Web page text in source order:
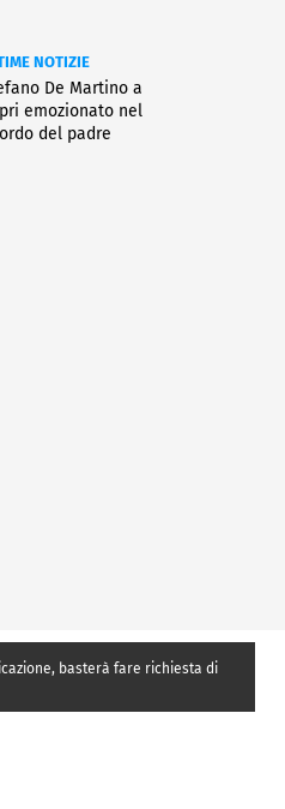
NOTIZIE
De Martino a
emozionato nel
del padre
basterà fare richiesta di